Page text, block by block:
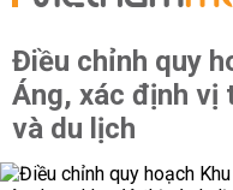
Điều chỉnh quy
Áng, xác định vị
và du lịch